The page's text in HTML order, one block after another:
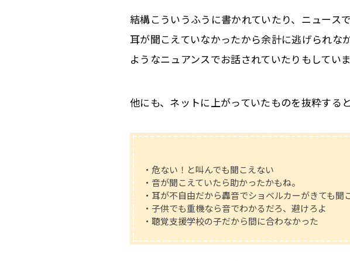
結構こういうふうに書かれていたり、ニュース
耳が聞こえていなかったから余計に逃げられな
ようなニュアンスでお話されていたりもしていま
他にも、ネットに上がっていたものを抜粋すると
・危ない！と叫んでも聞こえない
・音が聞こえていたら助かったかもね。
・耳が不自由だから轟音でショベルカーがきても聞
・子供でも重機なら音でわかるだろ、避けろよ
・聴覚支援学校の子だから間に合わなかった